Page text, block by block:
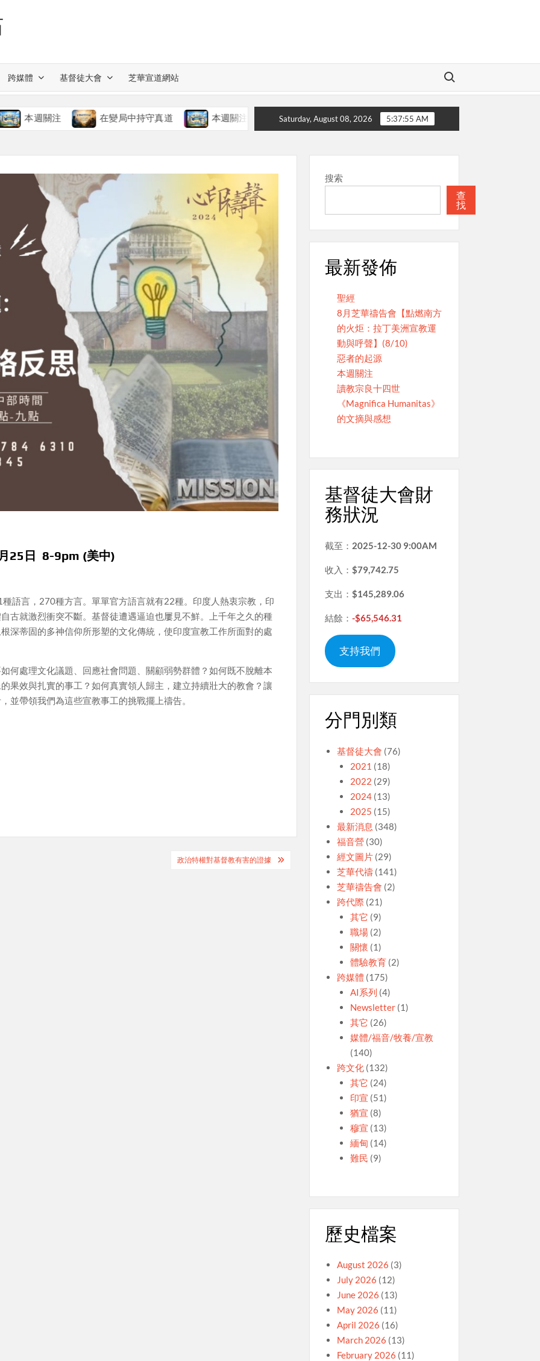
跨媒體 基督徒大會 芝華宣道網站
Search for:
週關注 在變局中持守真道 本週關注 慈愛的神 本週關注 聖經
Saturday, August 08, 2026 5:37:56 AM
25日 8-9pm (美中)
語言，270種方言。單單官方語言就有22種。印度人熱衷宗教，印
古就激烈衝突不斷。基督徒遭遇逼迫也屢見不鮮。上千年之久的種
深蒂固的多神信仰所形塑的文化傳統，使印度宣教工作所面對的處
何處理文化議題、回應社會問題、關顧弱勢群體？如何既不脫離本
果效與扎實的事工？如何真實領人歸主，建立持續壯大的教會？讓
並帶領我們為這些宣教事工的挑戰擺上禱告。
政治特權對基督教有害的證據
搜索
查
找
最新發佈
聖經
8月芝華禱告會【點燃南方
的火炬：拉丁美洲宣教運
動與呼聲】(8/10)
惡者的起源
本週關注
讀教宗良十四世
《Magnifica Humanitas》
的文摘與感想
基督徒大會財
務狀況
截至： 2025-12-30 9:00AM
收入： $79,742.75
支出： $145,289.06
結餘： -$65,546.31
支持我們
分門別類
基督徒大會 (76)
2021 (18)
2022 (29)
2024 (13)
2025 (15)
最新消息 (348)
福音營(30)
經文圖片(29)
芝華代禱(141)
芝華禱告會 (2)
跨代際(21)
其它 (9)
職場 (2)
關懷 (1)
體驗教育 (2)
跨媒體 (175)
AI系列 (4)
Newsletter (1)
其它 (26)
媒體/福音/牧養/宣教
(140)
跨文化 (132)
其它 (24)
印宣 (51)
猶宣 (8)
穆宣 (13)
緬甸 (14)
難民 (9)
歷史檔案
August 2026 (3)
July 2026 (12)
June 2026 (13)
May 2026 (11)
April 2026 (16)
March 2026 (13)
February 2026 (11)